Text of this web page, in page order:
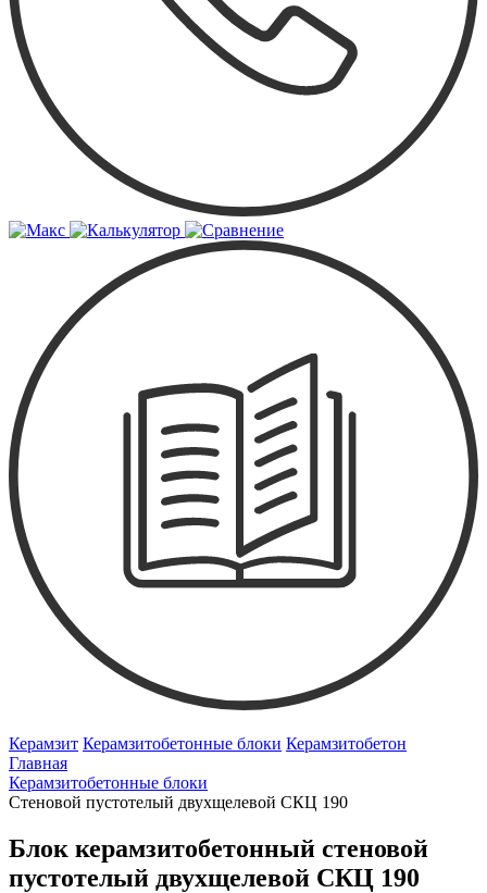
Керамзит Керамзитобетонные блоки Керамзитобетон
Главная
Керамзитобетонные блоки
Cтеновой пустотелый двухщелевой СКЦ 190
Блок керамзитобетонный стеновой
пустотелый двухщелевой СКЦ 190